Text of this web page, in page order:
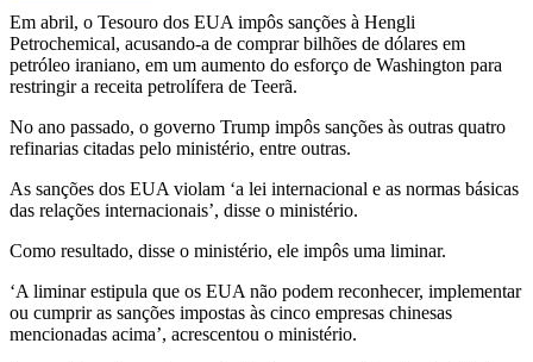
Em abril, o Tesouro dos EUA impôs sanções à Hengli
Petrochemical, acusando-a de comprar bilhões de ​dólares em
petróleo iraniano, em um aumento do esforço de Washington para
restringir ​a receita petrolífera de Teerã.
No ano passado, o governo Trump impôs sanções às outras quatro
refinarias citadas pelo ministério, entre outras.
As sanções dos EUA ‌violam ‘a lei internacional e as ​normas básicas
das relações internacionais’, disse o ministério.
Como resultado, disse o ministério, ele impôs uma liminar.
‘A ⁠liminar estipula ​que os ​EUA não podem reconhecer, implementar
ou cumprir as sanções ⁠impostas às cinco empresas ​chinesas
mencionadas acima’, acrescentou o ministério.